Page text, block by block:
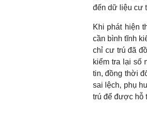
đến dữ liệu cư
Khi phát hiện
cần bình tĩnh
chỉ cư trú đã
kiểm tra lại số
tin, đồng thời
sai lệch, phụ
trú để được hỗ